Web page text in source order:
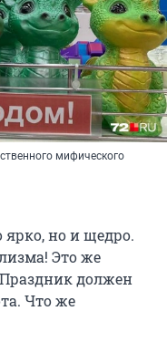
мифического
ярко, но и щедро.
Это же
Праздник должен
Что же